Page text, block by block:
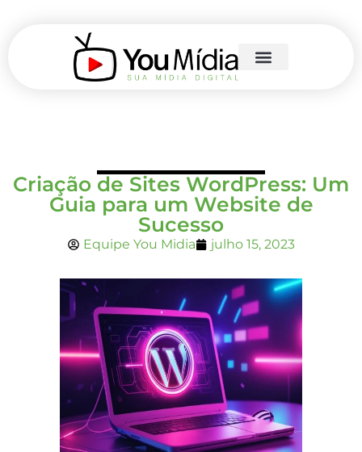
Criação de Sites WordPress: Um
Guia para um Website de
Sucesso
Equipe You Midia julho 15, 2023